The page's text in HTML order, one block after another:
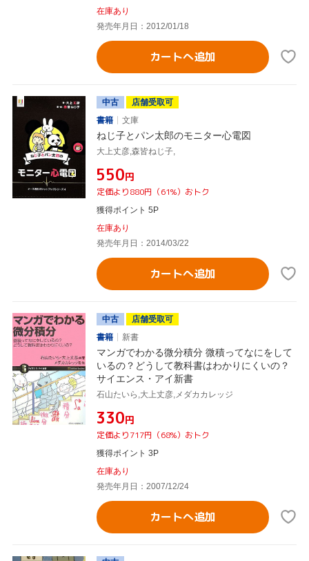
在庫あり
発売年月日：2012/01/18
カートへ追加
中古
店舗受取可
書籍
文庫
ねじ子とパン太郎のモニター心電図
大上丈彦,森皆ねじ子,
¥550円
定価より880円（61%）おトク
獲得ポイント 5P
在庫あり
発売年月日：2014/03/22
カートへ追加
中古
店舗受取可
書籍
新書
マンガでわかる微分積分 微積ってなにをして
いるの？どうして教科書はわかりにくいの？
サイエンス・アイ新書
石山たいら,大上丈彦,メダカカレッジ
¥330円
定価より717円（68%）おトク
獲得ポイント 3P
在庫あり
発売年月日：2007/12/24
カートへ追加